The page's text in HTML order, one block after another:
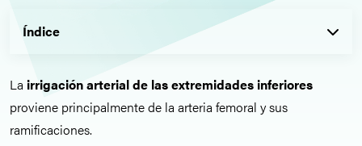
Índice
La irrigación arterial de las extremidades inferiores
proviene principalmente de la arteria femoral y sus
ramificaciones.